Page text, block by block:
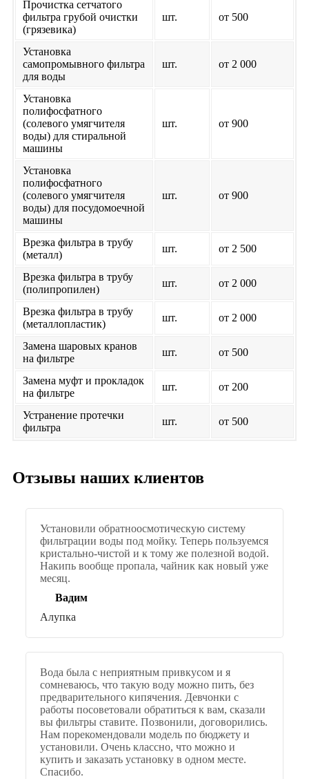
Прочистка сетчатого
фильтра грубой очистки
(грязевика)
шт. от 500
Установка
самопромывного фильтра
для воды
шт. от 2 000
Установка
полифосфатного
(солевого умягчителя
воды) для стиральной
машины
шт. от 900
Установка
полифосфатного
(солевого умягчителя
воды) для посудомоечной
машины
шт. от 900
Врезка фильтра в трубу
(металл)
шт. от 2 500
Врезка фильтра в трубу
(полипропилен)
шт. от 2 000
Врезка фильтра в трубу
(металлопластик)
шт. от 2 000
Замена шаровых кранов
на фильтре
шт. от 500
Замена муфт и прокладок
на фильтре
шт. от 200
Устранение протечки
фильтра
шт. от 500
Отзывы наших клиентов
Установили обратноосмотическую систему
фильтрации воды под мойку. Теперь пользуемся
кристально-чистой и к тому же полезной водой.
Накипь вообще пропала, чайник как новый уже
месяц.
Вадим
Алупка
Вода была с неприятным привкусом и я
сомневаюсь, что такую воду можно пить, без
предварительного кипячения. Девчонки с
работы посоветовали обратиться к вам, сказали
вы фильтры ставите. Позвонили, договорились.
Нам порекомендовали модель по бюджету и
установили. Очень классно, что можно и
купить и заказать установку в одном месте.
Спасибо.